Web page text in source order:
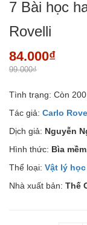
7 Bài học
Rovelli
84.000₫
99.000₫
Tình trạng: Còn
Tác giả: Carlo
Dịch giả: Nguyễn
Hình thức: Bìa
Thể loại: Vật lý học
Nhà xuất bản: Thế